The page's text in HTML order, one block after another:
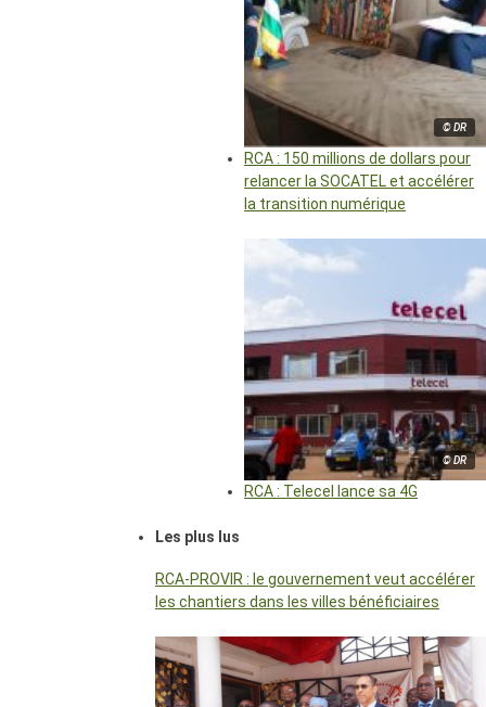
© DR
RCA : 150 millions de dollars pour
relancer la SOCATEL et accélérer
la transition numérique
© DR
RCA : Telecel lance sa 4G
Les plus lus
RCA-PROVIR : le gouvernement veut accélérer
les chantiers dans les villes bénéficiaires